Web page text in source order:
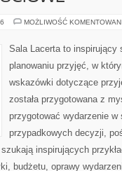
MOŻLIWOŚĆ
Sala Lacerta to inspirujący
planowaniu przyjęć, w
wskazówki dotyczące
została przygotowana z
przygotować wydarzenie
przypadkowych decyzji,
inspirujących
budżetu, oprawy